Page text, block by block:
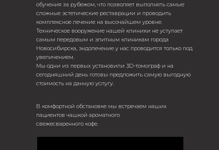
В комфортной обстановке мы встречаем наших
пациентов чашкой ароматного
свежесваренного кофе.
обучения за рубежом, что позволяет выполнять самые
сложные эстетические реставрации и проводить
комплексное лечение на высочайшем уровне.
Техническое вооружение нашей клиники не уступает
самым передовым и элитным клиникам города
Новосибирска, эндолечение у нас проводится только под
увеличением.
Мы одни из первых установили 3D-томограф и на
сегодняшний день готовы предложить самую выгодную
стоимость на данную услугу.